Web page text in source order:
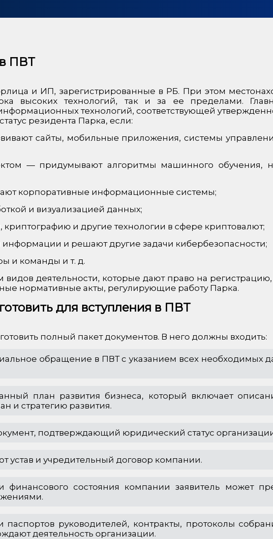
ПВТ
и ИП, зарегистрированные в РБ. При этом
высоких технологий, так и за ее пределами.
технологий, соответствующей
резидента Парка, если:
сайты, мобильные приложения, системы
— придумывают алгоритмы машинного обучения,
корпоративные информационные системы;
и визуализацией данных;
и другие технологии в сфере криптовалют;
и решают другие задачи кибербезопасности;
и команды и т. д.
деятельности, которые дают право на
нормативные акты, регулирующие работу Парка.
для вступления в ПВТ
полный пакет документов. В него должны входить:
обращение в ПВТ с указанием всех необходимых
план развития бизнеса, который включает
и стратегию развития.
подтверждающий юридический статус
устав и учредительный договор компании.
состояния компании заявитель может
руководителей, контракты, протоколы
деятельность организации.